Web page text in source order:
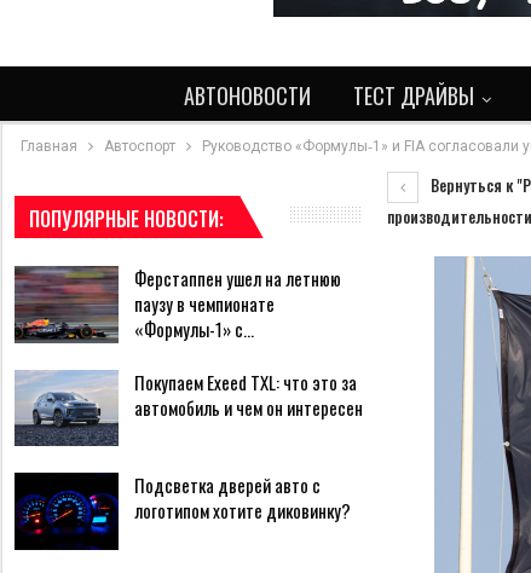
АВТОНОВОСТИ ТЕСТ ДРАЙВЫ
Главная Автоспорт Руководство «Формулы‑1» и FIA
Вернуться к
ПОПУЛЯРНЫЕ НОВОСТИ:
Ферстаппен ушел на летнюю
паузу в чемпионате
«Формулы-1» с…
Покупаем Exeed TXL: что это за
автомобиль и чем он интересен
Подсветка дверей авто с
логотипом хотите диковинку?